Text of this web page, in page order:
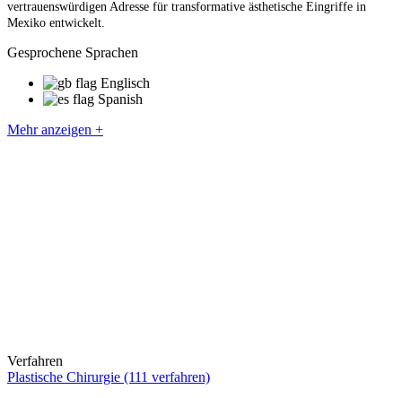
vertrauenswürdigen Adresse für transformative ästhetische Eingriffe in
Mexiko entwickelt.
Gesprochene Sprachen
Englisch
Spanish
Mehr anzeigen +
Verfahren
Plastische Chirurgie (111 verfahren)